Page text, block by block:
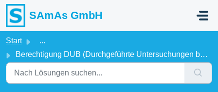
Zum hauptsächlichen Inhalt gehen
SAmAs GmbH
Start
...
Berechtigung DUB (Durchgeführte Untersuchungen bearbeiten)